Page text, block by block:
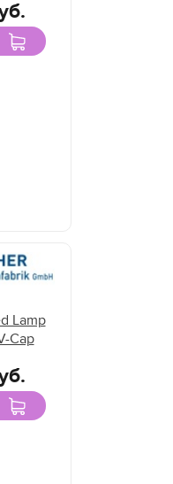
Lamp
Cap